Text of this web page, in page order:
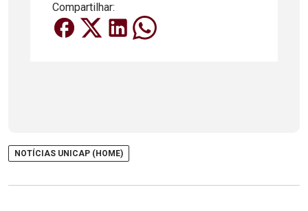
Compartilhar:
NOTÍCIAS UNICAP (HOME)